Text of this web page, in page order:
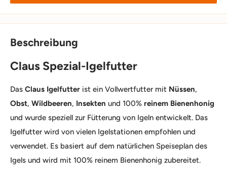
Beschreibung
Claus Spezial-Igelfutter
Das Claus Igelfutter ist ein Vollwertfutter mit Nüssen,
Obst, Wildbeeren, Insekten und 100% reinem Bienenhonig
und wurde speziell zur Fütterung von Igeln entwickelt. Das
Igelfutter wird von vielen Igelstationen empfohlen und
verwendet. Es basiert auf dem natürlichen Speiseplan des
Igels und wird mit 100% reinem Bienenhonig zubereitet.